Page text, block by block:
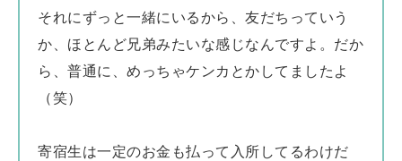
それにずっと一緒にいるから、友だちっていう
か、ほとんど兄弟みたいな感じなんですよ。だか
ら、普通に、めっちゃケンカとかしてましたよ
（笑）
寄宿生は一定のお金も払って入所してるわけだ